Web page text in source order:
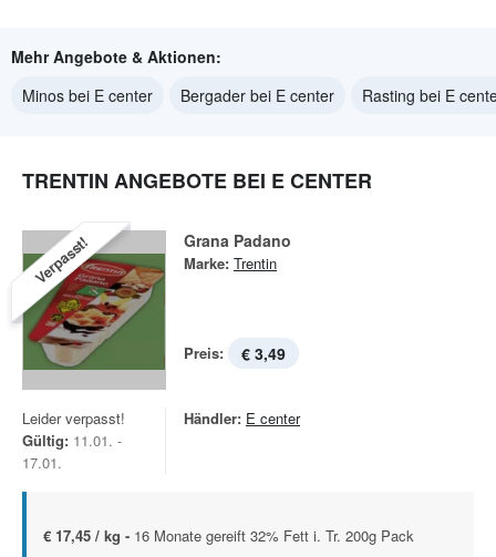
Mehr Angebote & Aktionen:
Minos bei E center
Bergader bei E center Rasting bei E
TRENTIN ANGEBOTE BEI E CENTER
Verpasst! Grana Padano
Marke: Trentin
Preis: € 3,49
Leider verpasst!
Gültig: 11.01. -
17.01.
Händler: E center
€ 17,45 / kg - 16 Monate gereift 32% Fett i. Tr. 200g Pack